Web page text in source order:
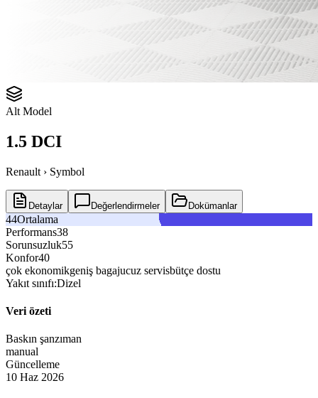
Alt Model
1.5 DCI
Renault › Symbol
Detaylar Değerlendirmeler Dokümanlar
Ortalama
Performans
Sorunsuzluk
Konfor
çok ekonomikgeniş bagajucuz servisbütçe dostu
Yakıt sınıfı:Dizel
Veri özeti
Baskın şanzıman
manual
Güncelleme
10 Haz 2026